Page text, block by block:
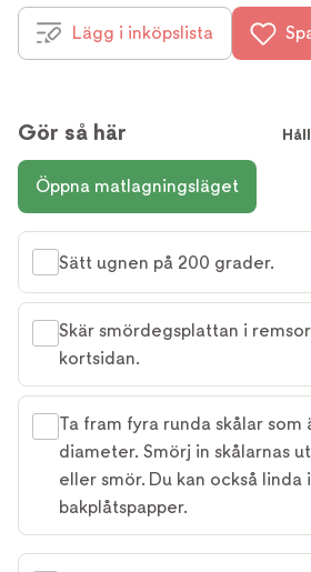
Lägg i inköpslista
Gör så här
Öppna matlagningsläget
Sätt ugnen på 200 grader.
Skär smördegsplattan i
kortsidan.
Ta fram fyra runda skålar som
diameter. Smörj in skålarnas
eller smör. Du kan också linda
bakplåtspapper.